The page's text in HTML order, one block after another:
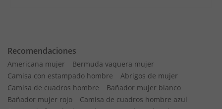
Recomendaciones
Americana mujer
Bermuda vaquera mujer
Camisa con estampado hombre
Abrigos de mujer
Camisa de cuadros hombre
Bañador mujer blanco
Bañador mujer rojo
Camisa de cuadros hombre azul